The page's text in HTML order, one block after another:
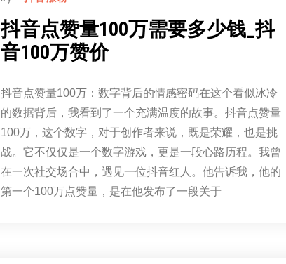
抖音点赞量100万需要多少钱_抖
音100万赞价
抖音点赞量100万：数字背后的情感密码在这个看似冰冷
的数据背后，我看到了一个充满温度的故事。抖音点赞量
100万，这个数字，对于创作者来说，既是荣耀，也是挑
战。它不仅仅是一个数字游戏，更是一段心路历程。我曾
在一次社交场合中，遇见一位抖音红人。他告诉我，他的
第一个100万点赞量，是在他发布了一段关于